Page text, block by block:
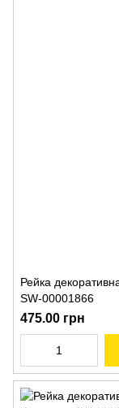
Рейка
SW-00001866
475.00 грн